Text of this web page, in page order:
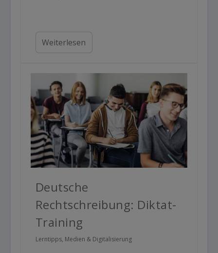
Weiterlesen
Deutsche
Rechtschreibung: Diktat-
Training
Lerntipps, Medien & Digitalisierung